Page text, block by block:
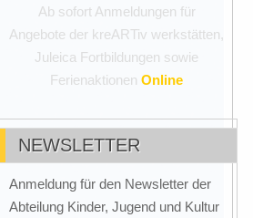
Ab sofort Anmeldungen für
Angebote der kreARTiv werkstätten,
Juleica Fortbildungen sowie
Ferienaktionen Online
NEWSLETTER
Anmeldung für den Newsletter der
Abteilung Kinder, Jugend und Kultur